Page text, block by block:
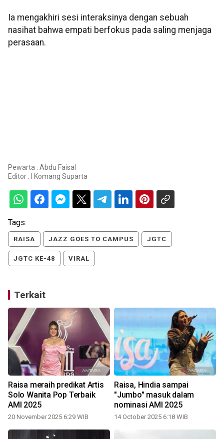
Ia mengakhiri sesi interaksinya dengan sebuah
nasihat bahwa empati berfokus pada saling menjaga
perasaan.
Pewarta : Abdu Faisal
Editor :
I Komang Suparta
Tags:
RAISA JAZZ GOES TO CAMPUS JGTC
JGTC KE-48 VIRAL
Terkait
Raisa meraih predikat Artis
Solo Wanita Pop Terbaik
AMI 2025
20 November 2025 6:29 WIB
Raisa, Hindia sampai
"Jumbo" masuk dalam
nominasi AMI 2025
14 October 2025 6:18 WIB